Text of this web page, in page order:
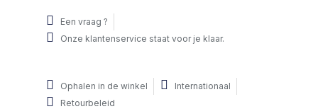
Een vraag ?
Onze klantenservice staat voor je klaar.
Ophalen in de winkel
Internationaal
Retourbeleid